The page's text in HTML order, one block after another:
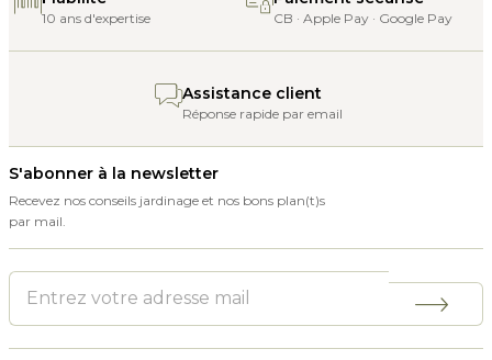
10 ans d'expertise CB · Apple Pay · Google Pay
Assistance client
Réponse rapide par email
S'abonner à la newsletter
Recevez nos conseils jardinage et nos bons plan(t)s
par mail.